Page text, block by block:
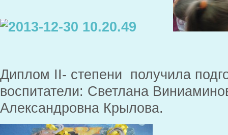
Диплом II- степени получила
воспитатели: Светлана
Александровна Крылова.